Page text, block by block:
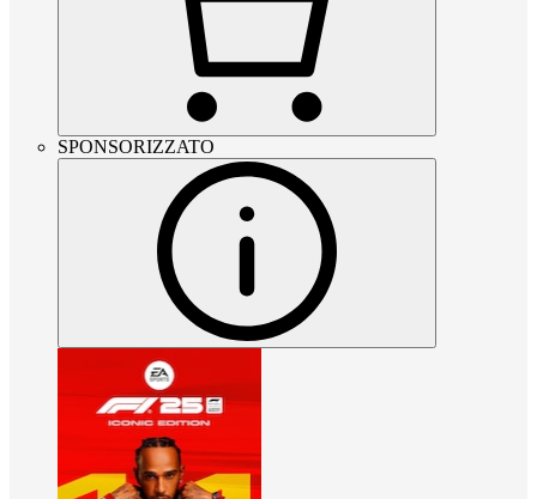
SPONSORIZZATO